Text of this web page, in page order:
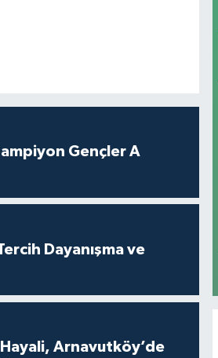
Gençler A
Dayanışma ve
Arnavutköy’de